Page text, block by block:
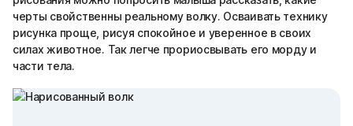
черты свойственны реальному волку. Осваивать технику
рисунка проще, рисуя спокойное и уверенное в своих
силах животное. Так легче прориосвывать его морду и
части тела.